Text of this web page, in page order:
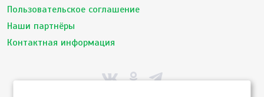
Пользовательское соглашение
Наши партнёры
Контактная информация